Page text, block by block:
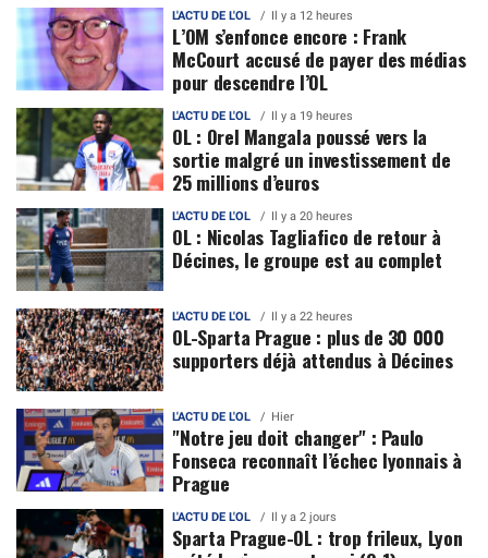
L'ACTU DE L'OL Il y a 12 heures
L’OM s’enfonce encore : Frank
McCourt accusé de payer des médias
pour descendre l’OL
L'ACTU DE L'OL Il y a 19 heures
OL : Orel Mangala poussé vers la
sortie malgré un investissement de
25 millions d’euros
L'ACTU DE L'OL Il y a 20 heures
OL : Nicolas Tagliafico de retour à
Décines, le groupe est au complet
L'ACTU DE L'OL Il y a 22 heures
OL-Sparta Prague : plus de 30 000
supporters déjà attendus à Décines
L'ACTU DE L'OL Hier
"Notre jeu doit changer" : Paulo
Fonseca reconnaît l’échec lyonnais à
Prague
L'ACTU DE L'OL Il y a 2 jours
Sparta Prague-OL : trop frileux, Lyon